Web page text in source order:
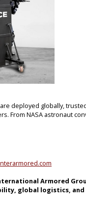
deployed globally,
From NASA astronaut
Armored
global logistics,